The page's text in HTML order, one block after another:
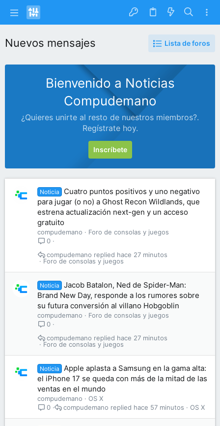
Nuevos mensajes Lista de foros
Bienvenido a Noticias
Compudemano
¿Quieres unirte al resto de nuestros miembros?.
Regístrate hoy.
Inscríbete
Noticia
Cuatro puntos positivos y uno negativo
para jugar (o no) a Ghost Recon Wildlands, que
estrena actualización next-gen y un acceso
gratuito
compudemano
Foro de consolas y juegos
0
Foro de consolas y juegos
hace 27 minutos
compudemano
Noticia
Jacob Batalon, Ned de Spider-Man:
Brand New Day, responde a los rumores sobre
su futura conversión al villano Hobgoblin
compudemano
Foro de consolas y juegos
0
Foro de consolas y juegos
hace 27 minutos
compudemano
Noticia
Apple aplasta a Samsung en la gama alta:
el iPhone 17 se queda con más de la mitad de las
ventas en el mundo
compudemano
OS X
0
OS X
hace 57 minutos
compudemano